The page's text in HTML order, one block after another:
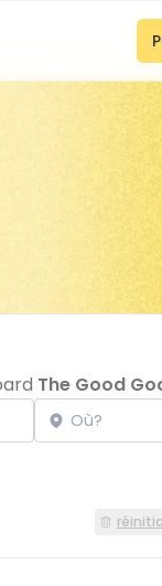
The Good
Localisation